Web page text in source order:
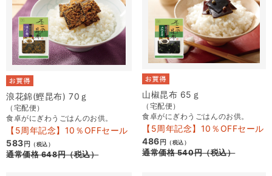
浪花錦(鰹昆布) 70ｇ
（宅配便）
食卓がにぎわうごはんのお供。
【5周年記念】10％OFFセール
583 円 （税込）
通常価格648円（税込）
山椒昆布 65ｇ
（宅配便）
食卓がにぎわうごはんのお供。
【5周年記念】10％OFFセール
486 円 （税込）
通常価格540円（税込）